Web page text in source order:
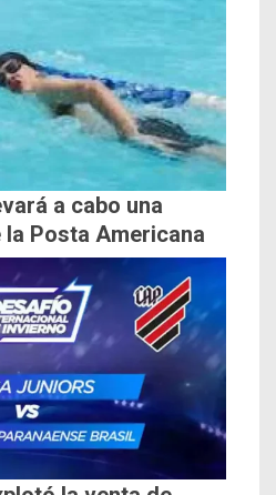
a cabo una
Posta Americana